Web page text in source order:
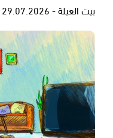
بيت العيلة - 29.07.2026 -